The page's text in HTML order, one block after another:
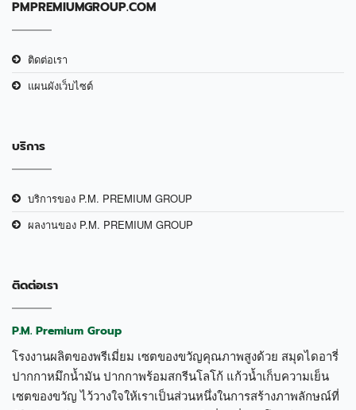
PMPREMIUMGROUP.COM
ติดต่อเรา
แผนผังเว็บไซต์
บริการ
บริการของ P.M. PREMIUM GROUP
ผลงานของ P.M. PREMIUM GROUP
ติดต่อเรา
P.M. Premium Group
โรงงานผลิตของพรีเมี่ยม เซตของขวัญคุณภาพสูงด้วย สมุดไดอารี่
ปากกาหมึกน้ำมัน ปากกาพร้อมสกรีนโลโก้ แก้วน้ำเก็บความเย็น
เซตของขวัญ ไว้วางใจให้เราเป็นส่วนหนึ่งในการสร้างภาพลักษณ์ที่